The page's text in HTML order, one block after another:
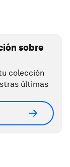
sobre
colección
últimas